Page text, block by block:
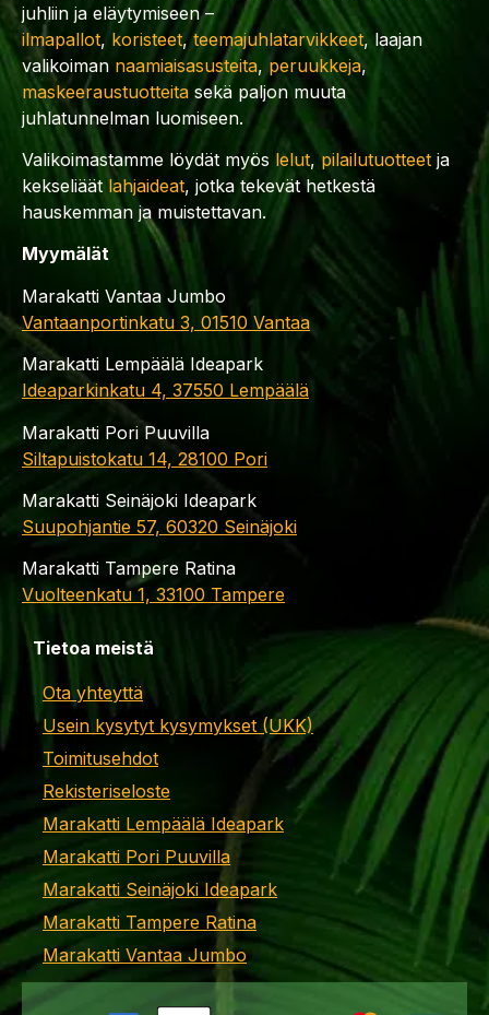
juhliin ja eläytymiseen –
ilmapallot, koristeet,teemajuhlatarvikkeet, laajan
valikoiman naamiaisasusteita, peruukkeja,
maskeeraustuotteita sekä paljon muuta
juhlatunnelman luomiseen.
Valikoimastamme löydät myös lelut,pilailutuotteet ja
kekseliäät lahjaideat, jotka tekevät hetkestä
hauskemman ja muistettavan.
Myymälät
Marakatti Vantaa Jumbo
Vantaanportinkatu 3, 01510 Vantaa
Marakatti Lempäälä Ideapark
Ideaparkinkatu 4, 37550 Lempäälä
Marakatti Pori Puuvilla
Siltapuistokatu 14, 28100 Pori
Marakatti Seinäjoki Ideapark
Suupohjantie 57, 60320 Seinäjoki
Marakatti Tampere Ratina
Vuolteenkatu 1, 33100 Tampere
Tietoa meistä
Ota yhteyttä
Usein kysytyt kysymykset (UKK)
Toimitusehdot
Rekisteriseloste
Marakatti Lempäälä Ideapark
Marakatti Pori Puuvilla
Marakatti Seinäjoki Ideapark
Marakatti Tampere Ratina
Marakatti Vantaa Jumbo